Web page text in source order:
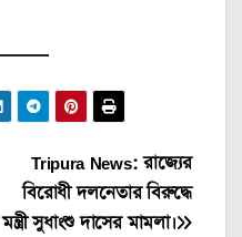
Tripura News: রাজ্যের
বিরোধী দলনেতার বিরুদ্ধে
মন্ত্রী সুধাংশু দাসের মামলা।